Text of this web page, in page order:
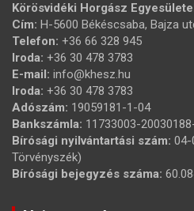
Körösvidéki Horgász
Cím: H-5600 Békéscsaba, Bajza
Telefon: +36 66 328 945
Iroda: +36 30 478 3783
E-mail: info@khesz.hu
Iroda: +36 30 478 3783
Adószám: 19059181-1-04
Bankszámla: 11733003-
Bírósági nyilvántartási szám: 04-
Törvényszék)
Bírósági bejegyzés száma: